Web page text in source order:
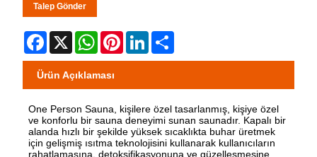
Talep Gönder
Facebook
X WhatsApp
PinterestLinkedIn
Ürün Açıklaması
One Person Sauna, kişilere özel tasarlanmış, kişiye özel
ve konforlu bir sauna deneyimi sunan saunadır. Kapalı bir
alanda hızlı bir şekilde yüksek sıcaklıkta buhar üretmek
için gelişmiş ısıtma teknolojisini kullanarak kullanıcıların
rahatlamasına, detoksifikasyonuna ve güzelleşmesine